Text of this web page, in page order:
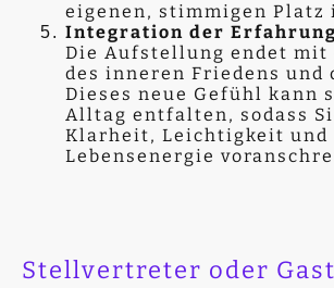
eigenen, stimmigen Platz
Integration der Erfahrung
Die Aufstellung endet mit
des inneren Friedens und
Dieses neue Gefühl kann
Alltag entfalten, sodass
Klarheit, Leichtigkeit und
Lebensenergie
Stellvertreter oder